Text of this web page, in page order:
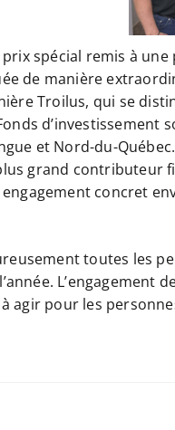
spécial remis à
de manière
Troilus, qui se
d’investissement
et Nord-du-
grand contributeur
concret
toutes les
L’engagement
agir pour les